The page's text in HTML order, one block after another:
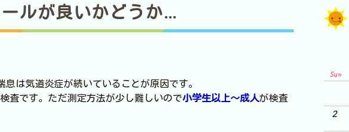
ルが良いかどうか…
は気道炎症が続いていることが原因です。
査です。ただ測定方法が少し難しいので小学生以上～成人が検査
Sun
2